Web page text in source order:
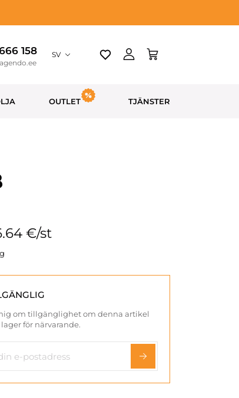
158 SV
OUTLET TJÄNSTER
€/st
om tillgänglighet om denna artikel
för närvarande.